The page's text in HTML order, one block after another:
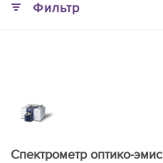
Фильтр
Спектрометр оптико-